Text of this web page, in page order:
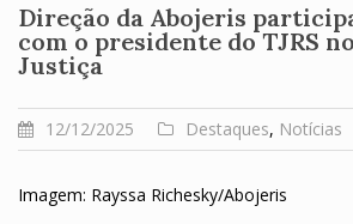
Direção da Abojeris
com o presidente do TJRS
Justiça
12/12/2025 Destaques, Notícias
Imagem: Rayssa Richesky/Abojeris